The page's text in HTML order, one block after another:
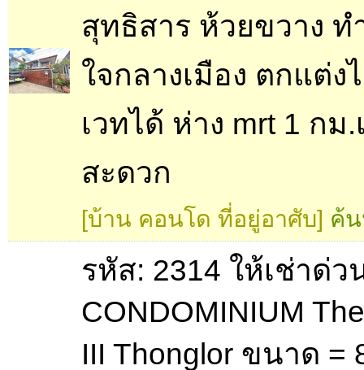
สุทธิสาร ห้วยขวาง ท
ใจกลางเมือง ตกแต่ง
เวทได้ ห่าง mrt 1 กม
สะดวก
[บ้าน คอนโด ที่อยู่อาศับ] ค้
รหัส: 2314 ให้เช่าด่ว
CONDOMINIUM
III Thonglor ขนาด =